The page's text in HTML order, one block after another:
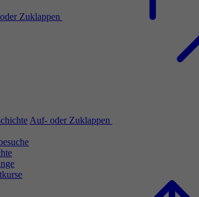
Zuklappen
Auf- oder Zuklappen